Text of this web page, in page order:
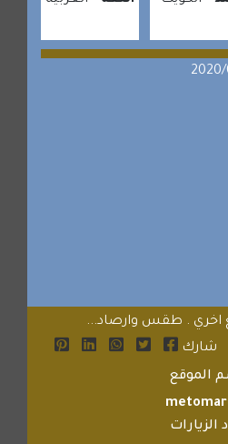
اخري . طقس وارصاد...
شارك
الموقع
الزيارات